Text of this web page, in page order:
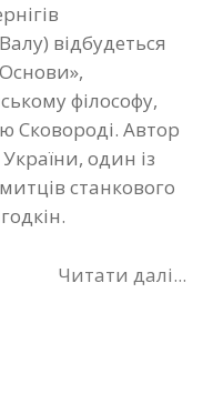
відбудеться
філософу,
Сковороді. Автор
один із
станкового
Читати далі...